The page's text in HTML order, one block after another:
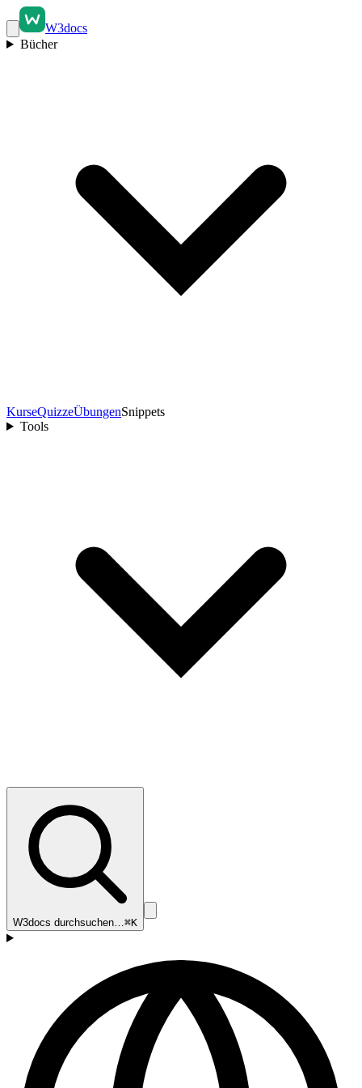
W3docs
Bücher
KurseQuizzeÜbungenSnippets
Tools
W3docs durchsuchen…⌘K